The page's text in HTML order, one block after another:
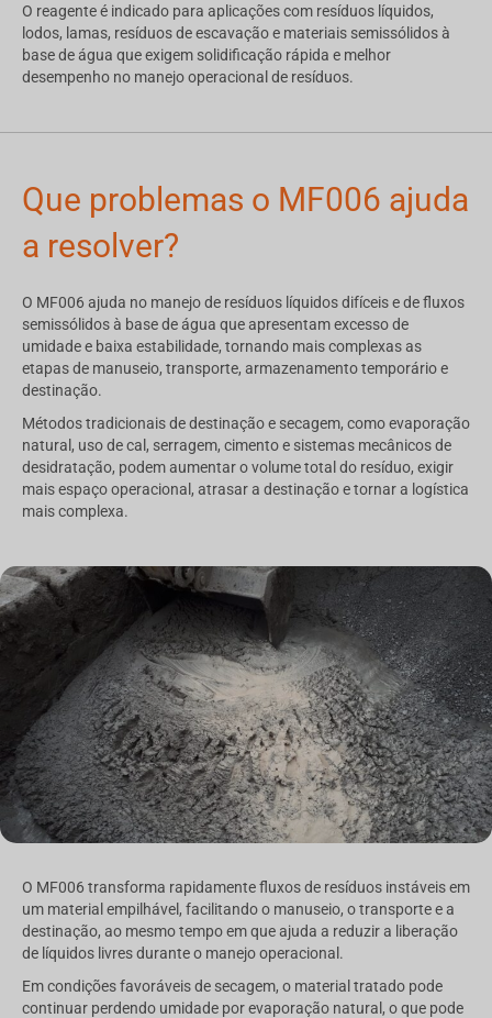
O reagente é indicado para aplicações com resíduos líquidos,
lodos, lamas, resíduos de escavação e materiais semissólidos à
base de água que exigem solidificação rápida e melhor
desempenho no manejo operacional de resíduos.
Que problemas o MF006 ajuda
a resolver?
O MF006 ajuda no manejo de resíduos líquidos difíceis e de fluxos
semissólidos à base de água que apresentam excesso de
umidade e baixa estabilidade, tornando mais complexas as
etapas de manuseio, transporte, armazenamento temporário e
destinação.
Métodos tradicionais de destinação e secagem, como evaporação
natural, uso de cal, serragem, cimento e sistemas mecânicos de
desidratação, podem aumentar o volume total do resíduo, exigir
mais espaço operacional, atrasar a destinação e tornar a logística
mais complexa.
O MF006 transforma rapidamente fluxos de resíduos instáveis em
um material empilhável, facilitando o manuseio, o transporte e a
destinação, ao mesmo tempo em que ajuda a reduzir a liberação
de líquidos livres durante o manejo operacional.
Em condições favoráveis de secagem, o material tratado pode
continuar perdendo umidade por evaporação natural, o que pode